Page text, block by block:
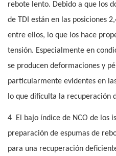
rebote lento. Debido a que los
de TDI están en las posiciones
entre ellos, lo que los hace
tensión. Especialmente en
se producen deformaciones y
particularmente evidentes en
lo que dificulta la recuperación
4 El bajo índice de NCO de los
preparación de espumas de
para una recuperación